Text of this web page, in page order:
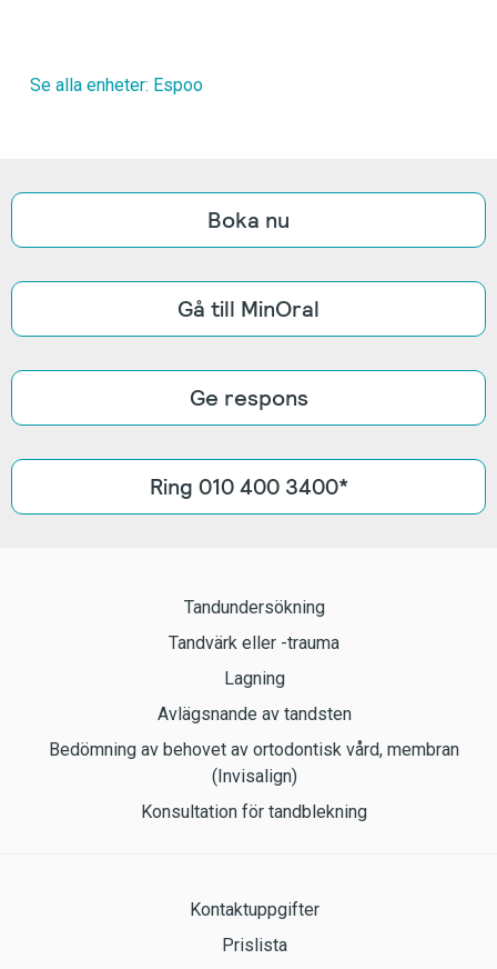
Se alla enheter: Espoo
Boka nu
Gå till MinOral
Ge respons
Ring 010 400 3400*
Tandundersökning
Tandvärk eller -trauma
Lagning
Avlägsnande av tandsten
Bedömning av behovet av ortodontisk vård, membran
(Invisalign)
Konsultation för tandblekning
Kontaktuppgifter
Prislista